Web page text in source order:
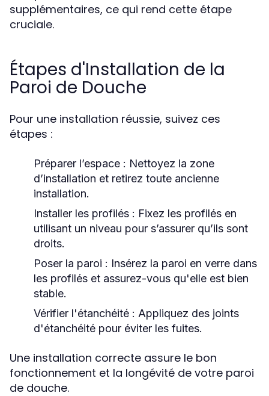
supplémentaires, ce qui rend cette étape
cruciale.
Étapes d'Installation de la
Paroi de Douche
Pour une installation réussie, suivez ces
étapes :
Préparer l’espace : Nettoyez la zone
d’installation et retirez toute ancienne
installation.
Installer les profilés : Fixez les profilés en
utilisant un niveau pour s’assurer qu’ils sont
droits.
Poser la paroi : Insérez la paroi en verre dans
les profilés et assurez-vous qu'elle est bien
stable.
Vérifier l'étanchéité : Appliquez des joints
d'étanchéité pour éviter les fuites.
Une installation correcte assure le bon
fonctionnement et la longévité de votre paroi
de douche.